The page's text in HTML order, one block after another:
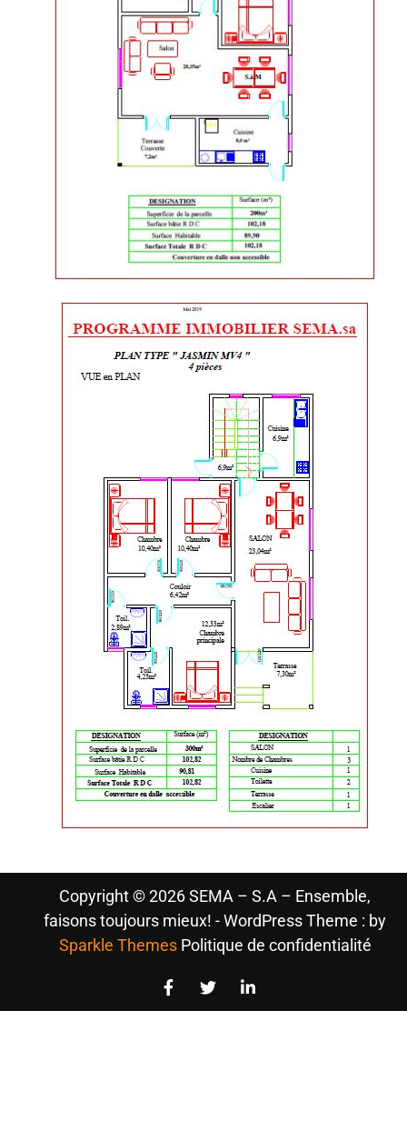
Copyright © 2026 SEMA – S.A – Ensemble,
faisons toujours mieux! - WordPress Theme : by
Sparkle Themes Politique de confidentialité